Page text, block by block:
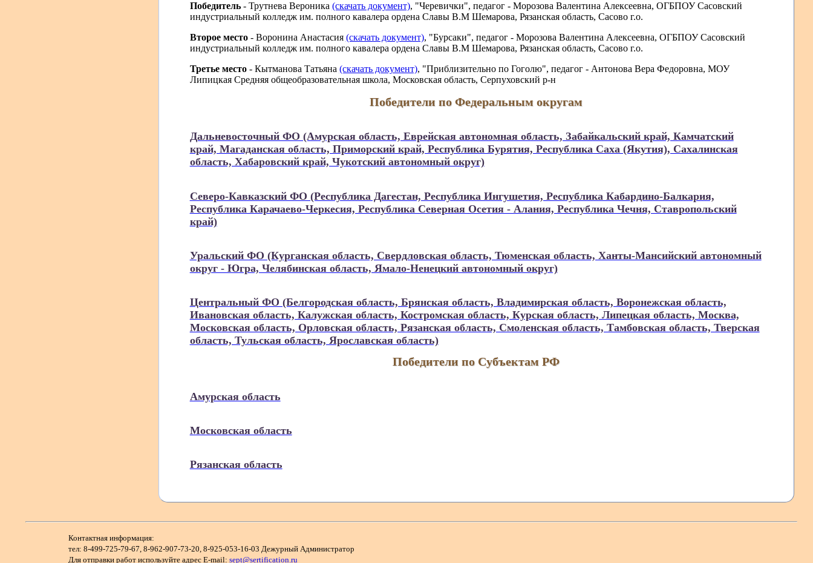
Победитель - Трутнева Вероника (скачать документ), "Черевички", педагог - Морозова Валентина Алексеевна, ОГБПОУ Сасовский
индустриальный колледж им. полного кавалера ордена Славы В.М Шемарова, Рязанская область, Сасово г.о.
Второе место - Воронина Анастасия (скачать документ), "Бурсаки", педагог - Морозова Валентина Алексеевна, ОГБПОУ Сасовский
индустриальный колледж им. полного кавалера ордена Славы В.М Шемарова, Рязанская область, Сасово г.о.
Третье место - Кытманова Татьяна (скачать документ), "Приблизительно по Гоголю", педагог - Антонова Вера Федоровна, МОУ
Липицкая Средняя общеобразовательная школа, Московская область, Серпуховский р-н
Победители по Федеральным округам
Дальневосточный ФО (Амурская область, Еврейская автономная область, Забайкальский край, Камчатский
край, Магаданская область, Приморский край, Республика Бурятия, Республика Саха (Якутия), Сахалинская
область, Хабаровский край, Чукотский автономный округ)
Северо-Кавказский ФО (Республика Дагестан, Республика Ингушетия, Республика Кабардино-Балкария,
Республика Карачаево-Черкесия, Республика Северная Осетия - Алания, Республика Чечня, Ставропольский
край)
Уральский ФО (Курганская область, Свердловская область, Тюменская область, Ханты-Мансийский автономный
округ - Югра, Челябинская область, Ямало-Ненецкий автономный округ)
Центральный ФО (Белгородская область, Брянская область, Владимирская область, Воронежская область,
Ивановская область, Калужская область, Костромская область, Курская область, Липецкая область, Москва,
Московская область, Орловская область, Рязанская область, Смоленская область, Тамбовская область, Тверская
область, Тульская область, Ярославская область)
Победители по Субъектам РФ
Амурская область
Московская область
Рязанская область
Контактная информация:
тел: 8-499-725-79-67, 8-962-907-73-20, 8-925-053-16-03 Дежурный Администратор
Для отправки работ используйте адрес E-mail: sept@sertification.ru